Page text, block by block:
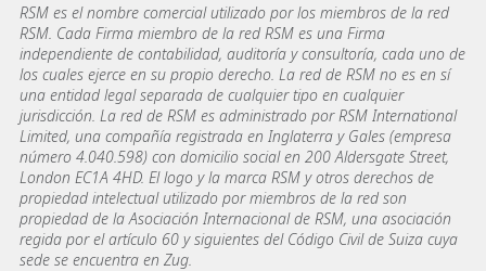
RSM es el nombre comercial utilizado por los miembros de la red
RSM. Cada Firma miembro de la red RSM es una Firma
independiente de contabilidad, auditoría y consultoría, cada uno de
los cuales ejerce en su propio derecho. La red de RSM no es en sí
una entidad legal separada de cualquier tipo en cualquier
jurisdicción. La red de RSM es administrado por RSM International
Limited, una compañía registrada en Inglaterra y Gales (empresa
número 4.040.598) con domicilio social en 200 Aldersgate Street,
London EC1A 4HD. El logo y la marca RSM y otros derechos de
propiedad intelectual utilizado por miembros de la red son
propiedad de la Asociación Internacional de RSM, una asociación
regida por el artículo 60 y siguientes del Código Civil de Suiza cuya
sede se encuentra en Zug.